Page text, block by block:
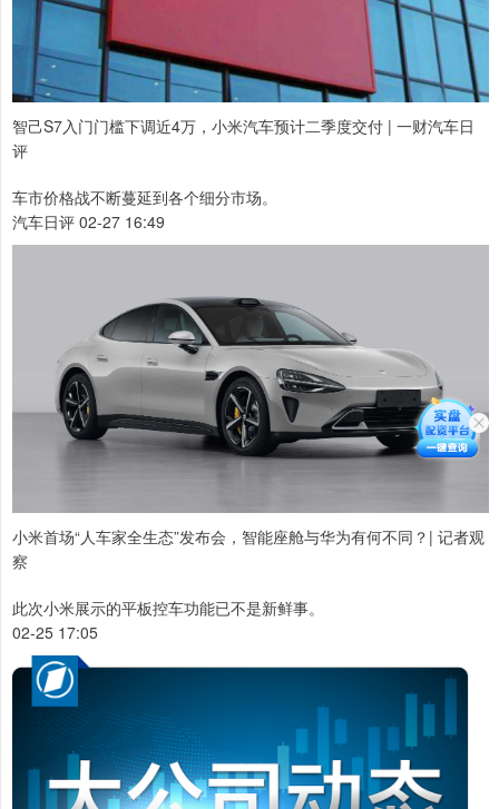
智己S7入门门槛下调近4万，小米汽车预计二季度交付 | 一财汽车日
评
车市价格战不断蔓延到各个细分市场。
汽车日评 02-27 16:49
小米首场“人车家全生态”发布会，智能座舱与华为有何不同？| 记者观
察
此次小米展示的平板控车功能已不是新鲜事。
02-25 17:05